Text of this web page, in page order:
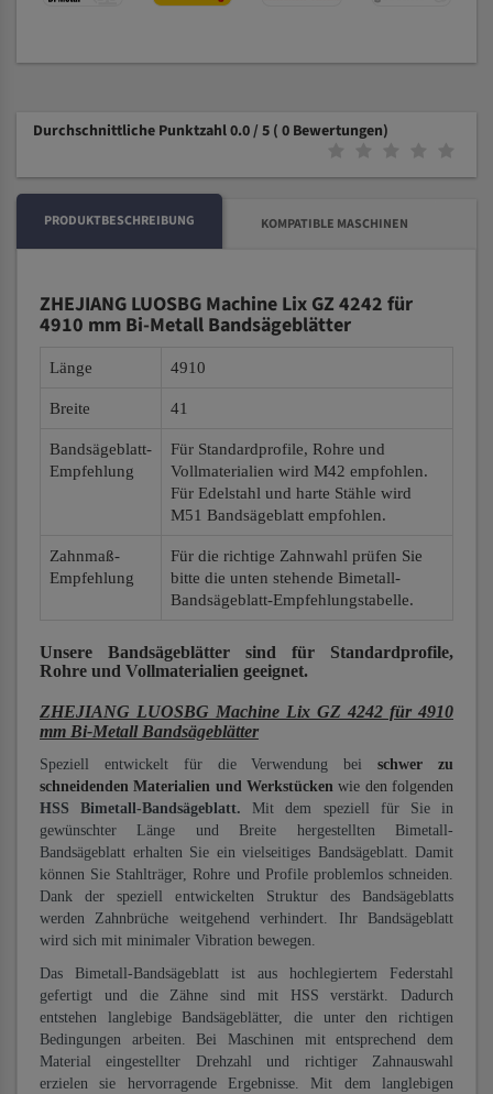
Durchschnittliche Punktzahl 0.0 / 5 ( 0 Bewertungen)
PRODUKTBESCHREIBUNG KOMPATIBLE MASCHINEN
ZHEJIANG LUOSBG Machine Lix GZ 4242 für
4910 mm Bi-Metall Bandsägeblätter
Länge 4910
Breite 41
Bandsägeblatt-
Empfehlung
Für Standardprofile, Rohre und
Vollmaterialien wird M42 empfohlen.
Für Edelstahl und harte Stähle wird
M51 Bandsägeblatt empfohlen.
Zahnmaß-
Empfehlung
Für die richtige Zahnwahl prüfen Sie
bitte die unten stehende Bimetall-
Bandsägeblatt-Empfehlungstabelle.
Unsere Bandsägeblätter sind für Standardprofile,
Rohre und Vollmaterialien geeignet.
ZHEJIANG LUOSBG Machine Lix GZ 4242 für 4910
mm Bi-Metall Bandsägeblätter
Speziell entwickelt für die Verwendung beischwer zu
schneidenden Materialien und Werkstücken wie den folgenden
HSS Bimetall-Bandsägeblatt. Mit dem speziell für Sie in
gewünschter Länge und Breite hergestellten Bimetall-
Bandsägeblatt erhalten Sie ein vielseitiges Bandsägeblatt. Damit
können Sie Stahlträger, Rohre und Profile problemlos schneiden.
Dank der speziell entwickelten Struktur des Bandsägeblatts
werden Zahnbrüche weitgehend verhindert. Ihr Bandsägeblatt
wird sich mit minimaler Vibration bewegen.
Das Bimetall-Bandsägeblatt ist aus hochlegiertem Federstahl
gefertigt und die Zähne sind mit HSS verstärkt. Dadurch
entstehen langlebige Bandsägeblätter, die unter den richtigen
Bedingungen arbeiten. Bei Maschinen mit entsprechend dem
Material eingestellter Drehzahl und richtiger Zahnauswahl
erzielen sie hervorragende Ergebnisse. Mit dem langlebigen